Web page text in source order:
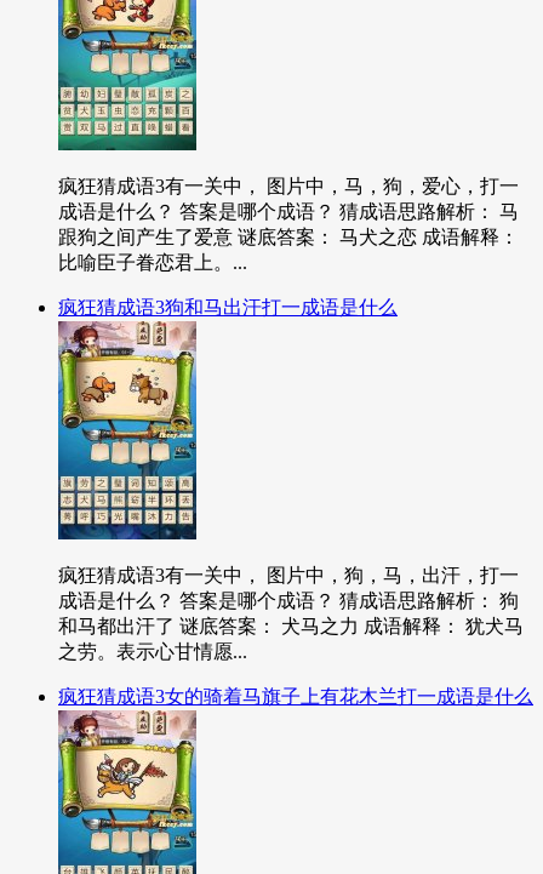
疯狂猜成语3有一关中， 图片中，马，狗，爱心，打一
成语是什么？ 答案是哪个成语？ 猜成语思路解析： 马
跟狗之间产生了爱意 谜底答案： 马犬之恋 成语解释：
比喻臣子眷恋君上。...
疯狂猜成语3狗和马出汗打一成语是什么
疯狂猜成语3有一关中， 图片中，狗，马，出汗，打一
成语是什么？ 答案是哪个成语？ 猜成语思路解析： 狗
和马都出汗了 谜底答案： 犬马之力 成语解释： 犹犬马
之劳。表示心甘情愿...
疯狂猜成语3女的骑着马旗子上有花木兰打一成语是什么